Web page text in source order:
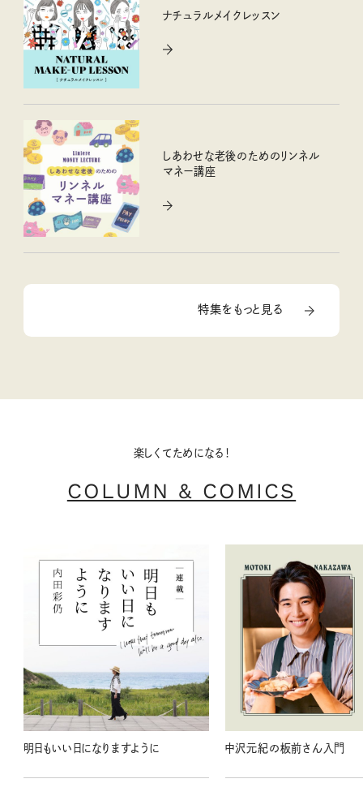
ナチュラルメイクレッスン
しあわせな老後のためのリンネル
マネー講座
特集をもっと見る
楽しくてためになる！
COLUMN & COMICS
明日もいい日になりますように 中沢元紀の板前さん入門